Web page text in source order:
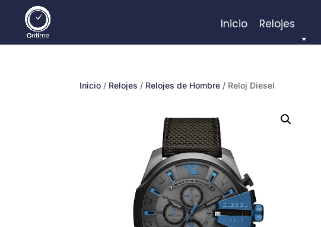
Inicio Relojes
Inicio / Relojes / Relojes de Hombre / Reloj Diesel